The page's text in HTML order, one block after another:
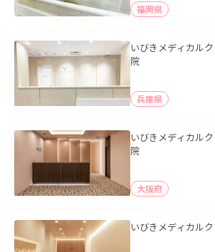
福岡県
いびきメディカル
院
兵庫県
いびきメディカル
院
大阪府
いびきメディカル